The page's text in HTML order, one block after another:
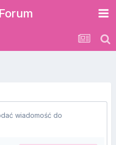
Forum
wiadomość do